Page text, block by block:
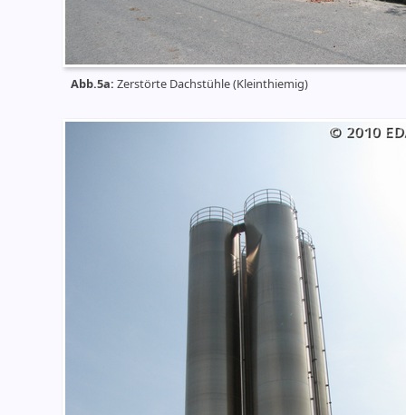
Abb.5a: Zerstörte Dachstühle (Kleinthiemig)